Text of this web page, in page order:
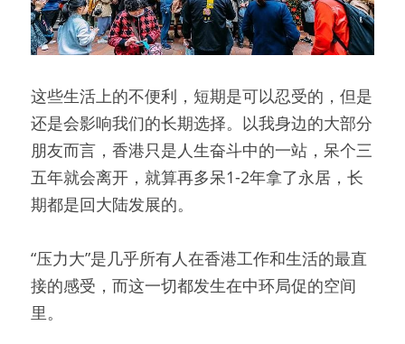
这些生活上的不便利，短期是可以忍受的，但是
还是会影响我们的长期选择。以我身边的大部分
朋友而言，香港只是人生奋斗中的一站，呆个三
五年就会离开，就算再多呆1-2年拿了永居，长
期都是回大陆发展的。
“压力大”是几乎所有人在香港工作和生活的最直
接的感受，而这一切都发生在中环局促的空间
里。